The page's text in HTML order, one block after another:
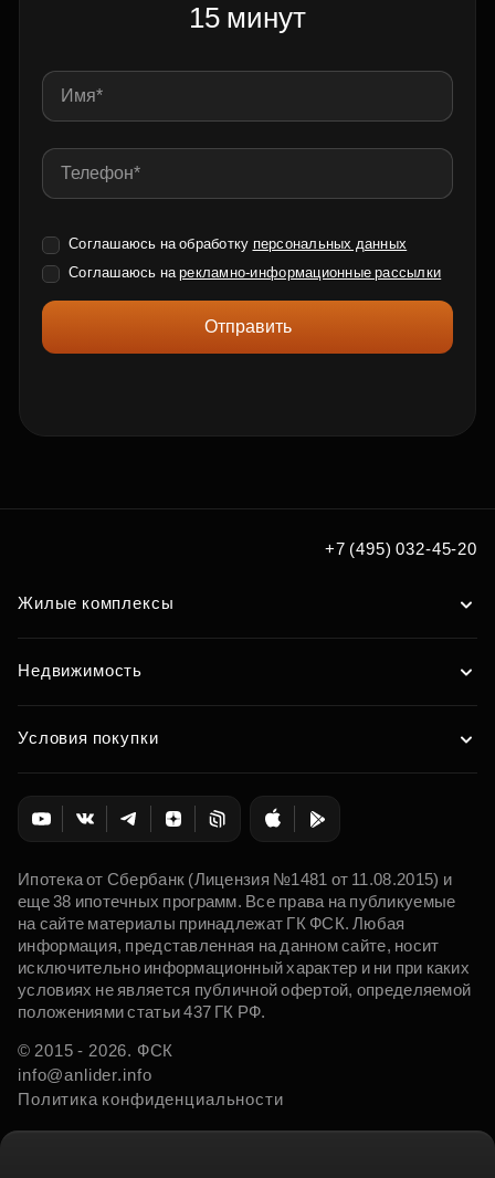
15 минут
Соглашаюсь на обработку персональных данных
Соглашаюсь нарекламно-информационные рассылки
Отправить
+7 (495) 032-45-20
Жилые комплексы
Недвижимость
Условия покупки
Ипотека от Сбербанк (Лицензия №1481 от 11.08.2015) и
еще 38 ипотечных программ. Все права на публикуемые
на сайте материалы принадлежат ГК ФСК. Любая
информация, представленная на данном сайте, носит
исключительно информационный характер и ни при каких
условиях не является публичной офертой, определяемой
положениями статьи 437 ГК РФ.
© 2015 - 2026. ФСК
info@anlider.info
Политика конфиденциальности